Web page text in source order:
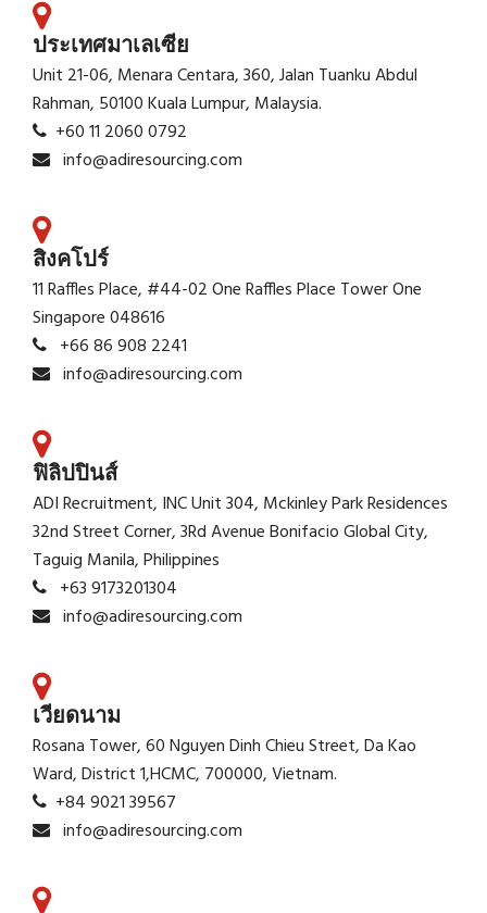
ประเทศมาเลเซีย
Unit 21-06, Menara Centara, 360, Jalan Tuanku Abdul
Rahman, 50100 Kuala Lumpur, Malaysia.
+60 11 2060 0792
info@adiresourcing.com
สิงคโปร์
11 Raffles Place, #44-02 One Raffles Place Tower One
Singapore 048616
+66 86 908 2241
info@adiresourcing.com
ฟิลิปปินส์
ADI Recruitment, INC Unit 304, Mckinley Park Residences
32nd Street Corner, 3Rd Avenue Bonifacio Global City,
Taguig Manila, Philippines
+63 9173201304
info@adiresourcing.com
เวียดนาม
Rosana Tower, 60 Nguyen Dinh Chieu Street, Da Kao
Ward, District 1,HCMC, 700000, Vietnam.
+84 9021 39567
info@adiresourcing.com